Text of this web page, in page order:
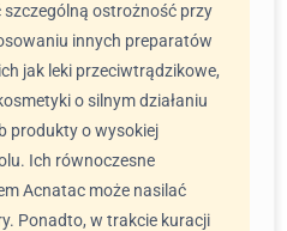
szczególną ostrożność przy
innych preparatów
jak leki przeciwtrądzikowe,
o silnym działaniu
produkty o wysokiej
Ich równoczesne
Acnatac może nasilać
Ponadto, w trakcie kuracji